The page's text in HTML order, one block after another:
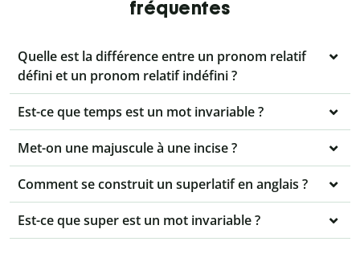
fréquentes
Quelle est la différence entre un pronom relatif
défini et un pronom relatif indéfini ?
Est-ce que temps est un mot invariable ?
Met-on une majuscule à une incise ?
Comment se construit un superlatif en anglais ?
Est-ce que super est un mot invariable ?